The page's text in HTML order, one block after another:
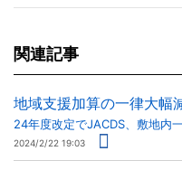
関連記事
地域支援加算の一律大幅
24年度改定でJACDS、敷地内
2024/2/22 19:03